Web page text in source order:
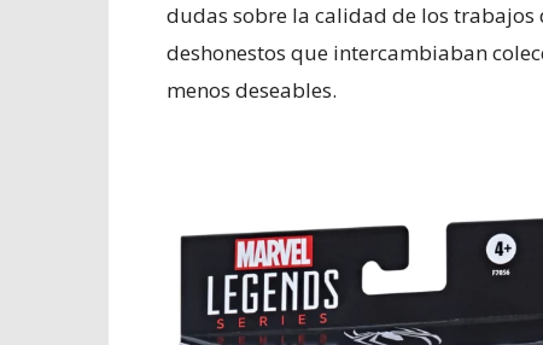
dudas sobre la calidad de los
deshonestos que intercambiaban
menos deseables.